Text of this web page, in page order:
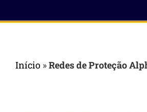
Início »Redes de Proteção